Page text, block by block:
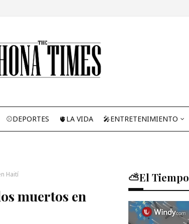
⚾DEPORTES 🫀LA VIDA 🎤ENTRETENIMIENTO
Haití
muertos en
⛅El Tiempo